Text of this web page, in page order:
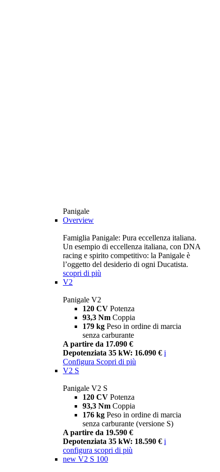
Panigale
Overview
Famiglia Panigale: Pura eccellenza italiana.
Un esempio di eccellenza italiana, con DNA
racing e spirito competitivo: la Panigale è
l’oggetto del desiderio di ogni Ducatista.
scopri di più
V2
Panigale V2
120 CV Potenza
93,3 Nm Coppia
179 kg Peso in ordine di marcia
senza carburante
A partire da 17.090 €
Depotenziata 35 kW: 16.090 € i
Configura Scopri di più
V2 S
Panigale V2 S
120 CV Potenza
93,3 Nm Coppia
176 kg Peso in ordine di marcia
senza carburante (versione S)
A partire da 19.590 €
Depotenziata 35 kW: 18.590 € i
configura scopri di più
new V2 S 100